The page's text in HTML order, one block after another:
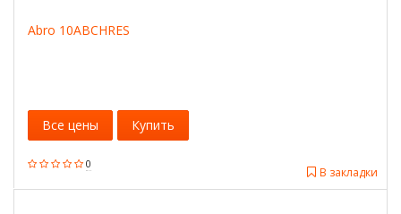
Abro 10ABCHRES
0
В закладки
Все цены Купить